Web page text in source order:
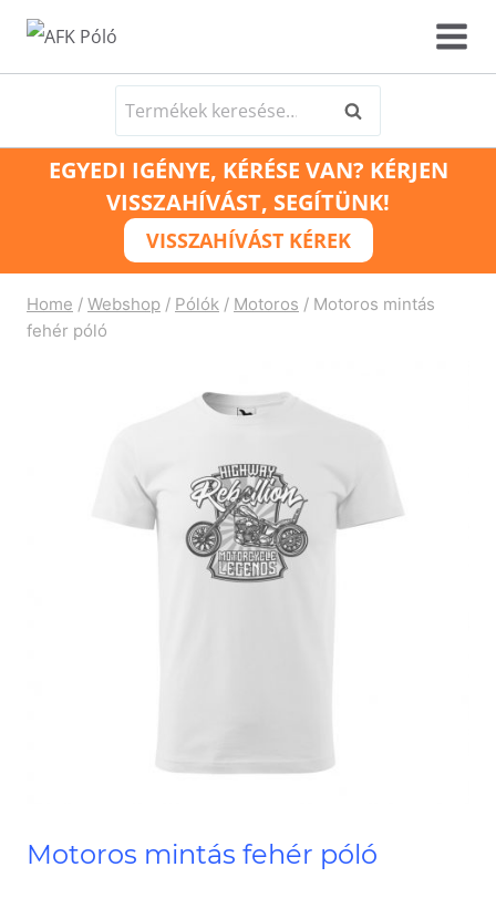
Skip
Keresés
a
következőre:
Keresés
EGYEDI IGÉNYE, KÉRÉSE VAN? KÉRJEN
VISSZAHÍVÁST, SEGÍTÜNK!
VISSZAHÍVÁST KÉREK
Home / Webshop / Pólók / Motoros / Motoros mintás
fehér póló
Motoros mintás fehér póló